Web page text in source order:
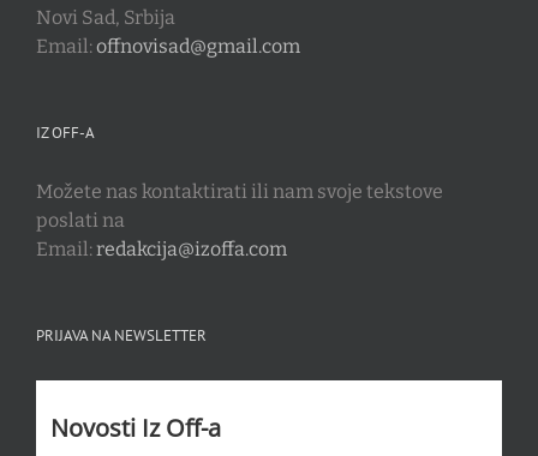
Novi Sad, Srbija
Email:offnovisad@gmail.com
IZ OFF-A
Možete nas kontaktirati ili nam svoje tekstove
poslati na
Email:redakcija@izoffa.com
PRIJAVA NA NEWSLETTER
Novosti Iz Off-a